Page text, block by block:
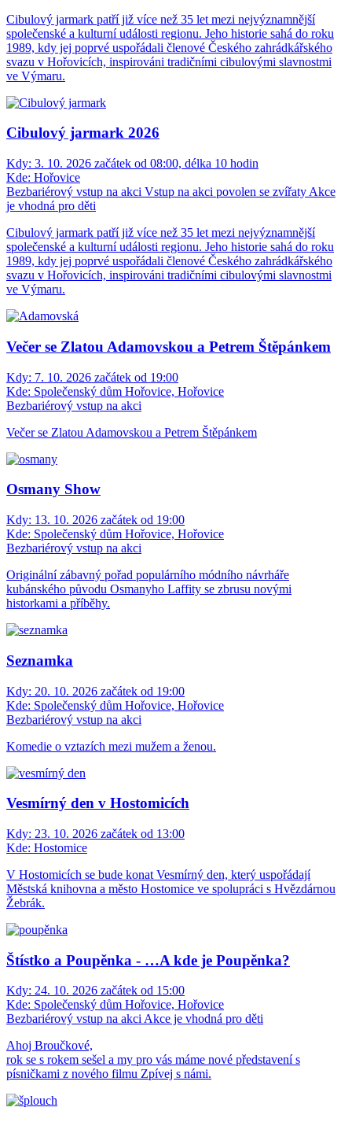
Cibulový jarmark patří již více než 35 let mezi nejvýznamnější
společenské a kulturní události regionu. Jeho historie sahá do roku
1989, kdy jej poprvé uspořádali členové Českého zahrádkářského
svazu v Hořovicích, inspirováni tradičními cibulovými slavnostmi
ve Výmaru.
Cibulový jarmark 2026
Kdy: 3. 10. 2026 začátek od 08:00, délka 10 hodin
Kde: Hořovice
Bezbariérový vstup na akci Vstup na akci povolen se zvířaty Akce
je vhodná pro děti
Cibulový jarmark patří již více než 35 let mezi nejvýznamnější
společenské a kulturní události regionu. Jeho historie sahá do roku
1989, kdy jej poprvé uspořádali členové Českého zahrádkářského
svazu v Hořovicích, inspirováni tradičními cibulovými slavnostmi
ve Výmaru.
Večer se Zlatou Adamovskou a Petrem Štěpánkem
Kdy: 7. 10. 2026 začátek od 19:00
Kde: Společenský dům Hořovice, Hořovice
Bezbariérový vstup na akci
Večer se Zlatou Adamovskou a Petrem Štěpánkem
Osmany Show
Kdy: 13. 10. 2026 začátek od 19:00
Kde: Společenský dům Hořovice, Hořovice
Bezbariérový vstup na akci
Originální zábavný pořad populárního módního návrháře
kubánského původu Osmanyho Laffity se zbrusu novými
historkami a příběhy.
Seznamka
Kdy: 20. 10. 2026 začátek od 19:00
Kde: Společenský dům Hořovice, Hořovice
Bezbariérový vstup na akci
Komedie o vztazích mezi mužem a ženou.
Vesmírný den v Hostomicích
Kdy: 23. 10. 2026 začátek od 13:00
Kde: Hostomice
V Hostomicích se bude konat Vesmírný den, který uspořádají
Městská knihovna a město Hostomice ve spolupráci s Hvězdárnou
Žebrák.
Štístko a Poupěnka - …A kde je Poupěnka?
Kdy: 24. 10. 2026 začátek od 15:00
Kde: Společenský dům Hořovice, Hořovice
Bezbariérový vstup na akci Akce je vhodná pro děti
Ahoj Broučkové,
rok se s rokem sešel a my pro vás máme nové představení s
písničkami z nového filmu Zpívej s námi.